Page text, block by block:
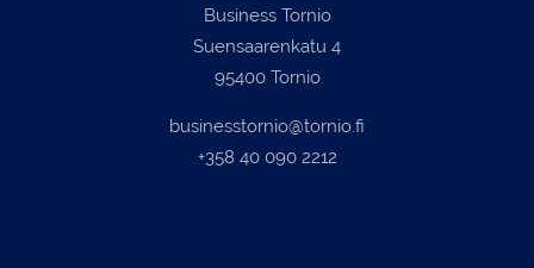
Business Tornio
Suensaarenkatu 4
95400 Tornio
businesstornio@tornio.fi
+358 40 090 2212